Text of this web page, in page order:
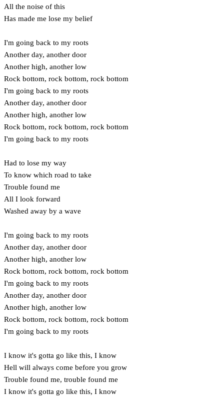
All the noise of this
Has made me lose my belief
I'm going back to my roots
Another day, another door
Another high, another low
Rock bottom, rock bottom, rock bottom
I'm going back to my roots
Another day, another door
Another high, another low
Rock bottom, rock bottom, rock bottom
I'm going back to my roots
Had to lose my way
To know which road to take
Trouble found me
All I look forward
Washed away by a wave
I'm going back to my roots
Another day, another door
Another high, another low
Rock bottom, rock bottom, rock bottom
I'm going back to my roots
Another day, another door
Another high, another low
Rock bottom, rock bottom, rock bottom
I'm going back to my roots
I know it's gotta go like this, I know
Hell will always come before you grow
Trouble found me, trouble found me
I know it's gotta go like this, I know